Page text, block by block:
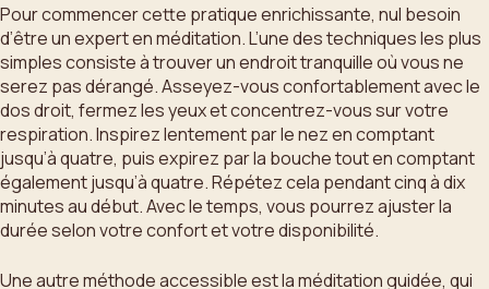
Pour commencer cette pratique enrichissante, nul besoin
d’être un expert en méditation. L’une des techniques les plus
simples consiste à trouver un endroit tranquille où vous ne
serez pas dérangé. Asseyez-vous confortablement avec le
dos droit, fermez les yeux et concentrez-vous sur votre
respiration. Inspirez lentement par le nez en comptant
jusqu’à quatre, puis expirez par la bouche tout en comptant
également jusqu’à quatre. Répétez cela pendant cinq à dix
minutes au début. Avec le temps, vous pourrez ajuster la
durée selon votre confort et votre disponibilité.
Une autre méthode accessible est la méditation guidée, qui